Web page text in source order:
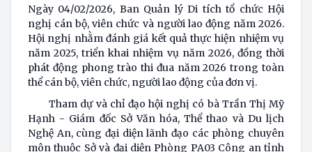
Ngày 04/02/2026, Ban Quản lý Di tích tổ chức Hội
nghị cán bộ, viên chức và người lao động năm 2026.
Hội nghị nhằm đánh giá kết quả thực hiện nhiệm vụ
năm 2025, triển khai nhiệm vụ năm 2026, đồng thời
phát động phong trào thi đua năm 2026 trong toàn
thể cán bộ, viên chức, người lao động của đơn vị.
Tham dự và chỉ đạo hội nghị có bà Trần Thị Mỹ
Hạnh - Giám đốc Sở Văn hóa, Thể thao và Du lịch
Nghệ An, cùng đại diện lãnh đạo các phòng chuyên
môn thuộc Sở và đại diện Phòng PA03 Công an tỉnh